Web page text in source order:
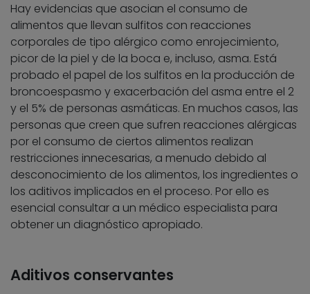
Hay evidencias que asocian el consumo de
alimentos que llevan sulfitos con reacciones
corporales de tipo alérgico como enrojecimiento,
picor de la piel y de la boca e, incluso, asma. Está
probado el papel de los sulfitos en la producción de
broncoespasmo y exacerbación del asma entre el 2
y el 5% de personas asmáticas. En muchos casos, las
personas que creen que sufren reacciones alérgicas
por el consumo de ciertos alimentos realizan
restricciones innecesarias, a menudo debido al
desconocimiento de los alimentos, los ingredientes o
los aditivos implicados en el proceso. Por ello es
esencial consultar a un médico especialista para
obtener un diagnóstico apropiado.
Aditivos conservantes